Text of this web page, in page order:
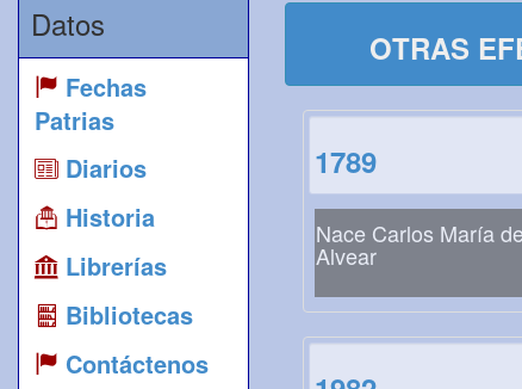
Datos
Fechas
Patrias
Diarios
Historia
Librerías
Bibliotecas
Contáctenos
OTRAS
1789
Nace Carlos María de
Alvear